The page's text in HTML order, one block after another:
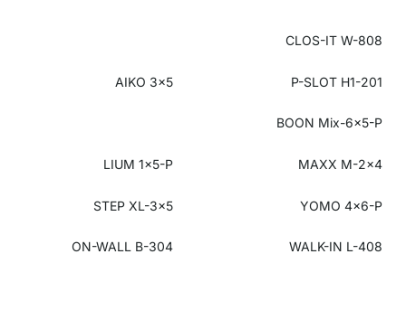
CLOS-IT W-808
AIKO 3x5 P-SLOT H1-201
BOON Mix-6x5-P
LIUM 1x5-P MAXX M-2x4
STEP XL-3x5 YOMO 4x6-P
ON-WALL B-304 WALK-IN L-408